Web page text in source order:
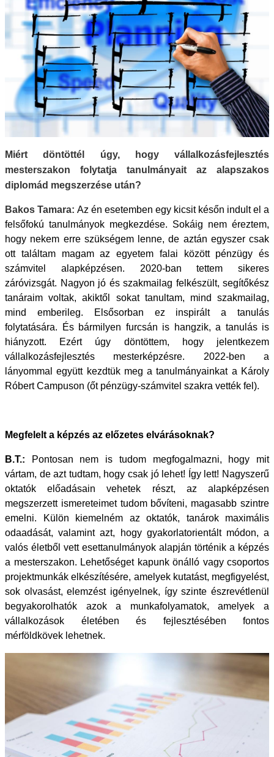
Miért döntöttél úgy, hogy vállalkozásfejlesztés
mesterszakon folytatja tanulmányait az alapszakos
diplomád megszerzése után?
Bakos Tamara: Az én esetemben egy kicsit későn indult el a
felsőfokú tanulmányok megkezdése. Sokáig nem éreztem,
hogy nekem erre szükségem lenne, de aztán egyszer csak
ott találtam magam az egyetem falai között pénzügy és
számvitel alapképzésen. 2020-ban tettem sikeres
záróvizsgát. Nagyon jó és szakmailag felkészült, segítőkész
tanáraim voltak, akiktől sokat tanultam, mind szakmailag,
mind emberileg.
Elsősorban ez inspirált a tanulás
folytatására.
És bármilyen furcsán is hangzik, a tanulás is
hiányzott. Ezért úgy döntöttem, hogy jelentkezem
vállalkozásfejlesztés mesterképzésre. 2022-ben
a
lányommal együtt kezdtük meg a tanulmányainkat a Károly
Róbert Campuson (őt pénzügy-számvitel szakra vették fel).
Megfelelt a képzés az előzetes elvárásoknak?
B.T.: Pontosan nem is tudom megfogalmazni, hogy mit
vártam, de azt tudtam, hogy csak jó lehet! Így lett! Nagyszerű
oktatók előadásain vehetek részt, az alapképzésen
megszerzett ismereteimet tudom bővíteni, magasabb szintre
emelni. Külön kiemelném az oktatók, tanárok maximális
odaadását, valamint azt, hogy gyakorlatorientált módon, a
valós életből vett esettanulmányok alapján történik a képzés
a mesterszakon. Lehetőséget kapunk önálló vagy csoportos
projektmunkák elkészítésére, amelyek kutatást, megfigyelést,
sok olvasást, elemzést igényelnek, így szinte észrevétlenül
begyakorolhatók azok a munkafolyamatok, amelyek a
vállalkozások életében és fejlesztésében fontos
mérföldkövek lehetnek.